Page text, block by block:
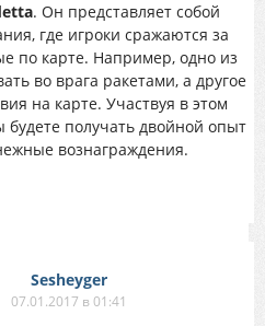
. Он представляет собой
где игроки сражаются за
по карте. Например, одно из
во врага ракетами, а другое
на карте. Участвуя в этом
получать двойной опыт
вознаграждения.
Sesheyger
07.01.2017 в 01:41